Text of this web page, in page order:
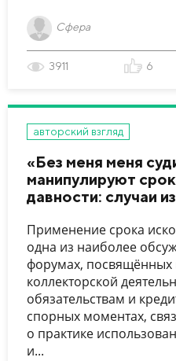
Сфера
3911 6
авторский взгляд
«Без меня меня
манипулируют
давности: случаи
Применение срока
одна из наиболее
форумах, посвящённых
коллекторской
обязательствам и
спорных моментах,
о практике
и...